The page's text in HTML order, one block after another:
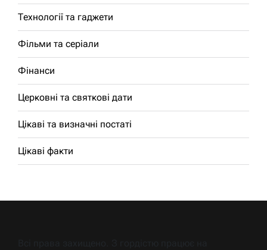
Технології та гаджети
Фільми та серіали
Фінанси
Церковні та святкові дати
Цікаві та визначні постаті
Цікаві факти